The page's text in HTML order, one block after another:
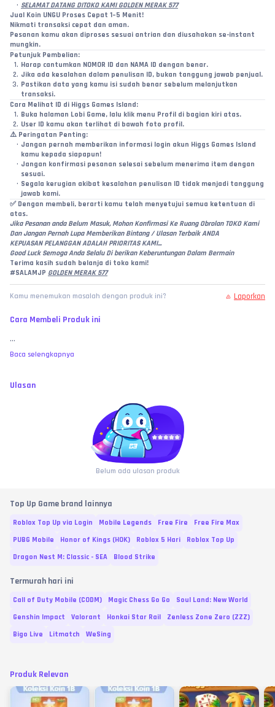
SELAMAT DATANG DITOKO KAMI GOLDEN MERAK 577
Jual Koin UNGU Proses Cepat 1–5 Menit!
Nikmati transaksi cepat dan aman.
Pesanan kamu akan diproses sesuai antrian dan diusahakan se-instant
mungkin.
Petunjuk Pembelian:
Harap cantumkan NOMOR ID dan NAMA ID dengan benar.
Jika ada kesalahan dalam penulisan ID, bukan tanggung jawab penjual.
Pastikan data yang kamu isi sudah benar sebelum melanjutkan
transaksi.
Cara Melihat ID di Higgs Games Island:
Buka halaman Lobi Game, lalu klik menu Profil di bagian kiri atas.
User ID kamu akan terlihat di bawah foto profil.
⚠️ Peringatan Penting:
Jangan pernah memberikan informasi login akun Higgs Games Island
kamu kepada siapapun!
Jangan konfirmasi pesanan selesai sebelum menerima item dengan
sesuai.
Segala kerugian akibat kesalahan penulisan ID tidak menjadi tanggung
jawab kami.
✅ Dengan membeli, berarti kamu telah menyetujui semua ketentuan di
atas.
Jika Pesanan anda Belum Masuk, Mohon Konfirmasi Ke Ruang Obrolan TOKO Kami
Dan Jangan Pernah Lupa Memberikan Bintang / Ulasan Terbaik ANDA
KEPUASAN PELANGGAN ADALAH PRIORITAS KAMI...
Good Luck Semoga Anda Selalu Di berikan Keberuntungan Dalam Bermain
Terima kasih sudah belanja di toko kami!
#SALAMJP GOLDEN MERAK 577
Kamu menemukan masalah dengan produk ini? Laporkan
Cara Membeli Produk ini
...
Baca selengkapnya
Ulasan
Belum ada ulasan produk
Top Up Game brand lainnya
Roblox Top Up via Login Mobile Legends Free Fire
Free Fire Max
PUBG Mobile
Honor of Kings (HOK) Roblox 5 Hari
Roblox Top Up
Dragon Nest M: Classic - SEA
Blood Strike
Termurah hari ini
Call of Duty Mobile (CODM) Magic Chess Go Go
Soul Land: New World
Genshin Impact
Valorant Honkai Star Rail
Zenless Zone Zero (ZZZ)
Bigo Live
Litmatch WeSing
Produk Relevan